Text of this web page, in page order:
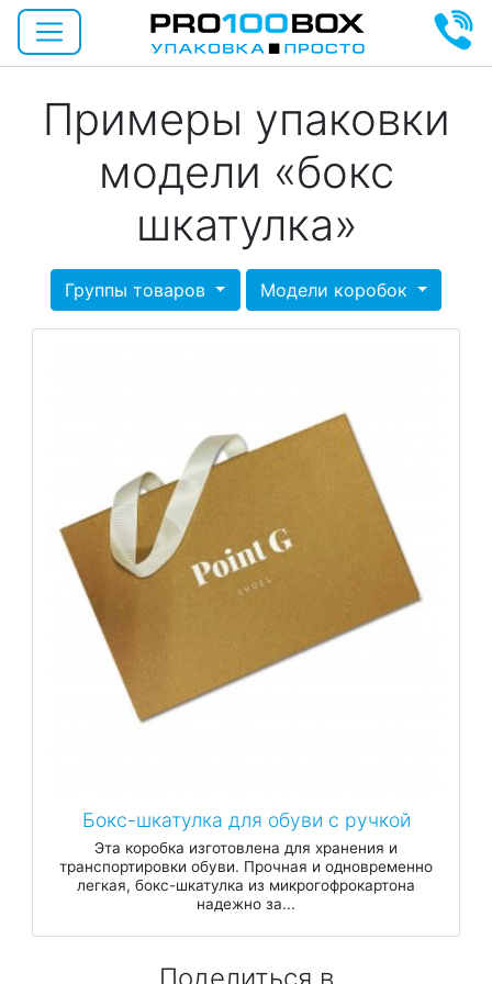
Примеры упаковки
модели «бокс
шкатулка»
Группы товаров Модели коробок
Бокс-шкатулка для обуви с ручкой
Эта коробка изготовлена ​​для хранения и
транспортировки обуви. Прочная и одновременно
легкая, бокс-шкатулка из микрогофрокартона
надежно за...